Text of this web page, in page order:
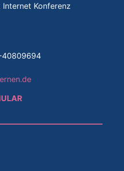
Internet Konferenz
40809694